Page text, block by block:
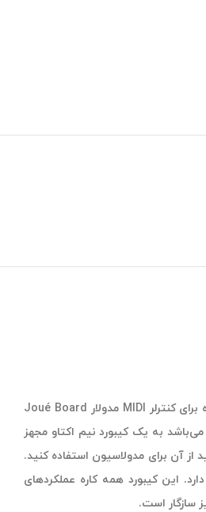
Synth یک ماژول سبک کلیدی است که به طور ویژه برای کنترلر MIDI مدولار Joué Board
می‌باشد به یک کیبورد نیم اکتاو مجهز
از آن برای مدولاسیون استفاده کنید.
این کیبورد همه کاره عملکردهای